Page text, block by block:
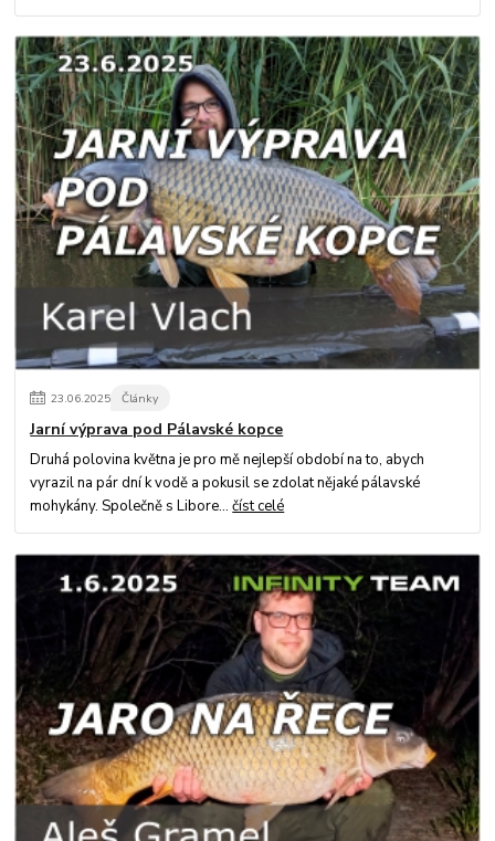
23.06.2025 Články
Jarní výprava pod Pálavské kopce
Druhá polovina května je pro mě nejlepší období na to, abych
vyrazil na pár dní k vodě a pokusil se zdolat nějaké pálavské
mohykány. Společně s Libore...číst celé